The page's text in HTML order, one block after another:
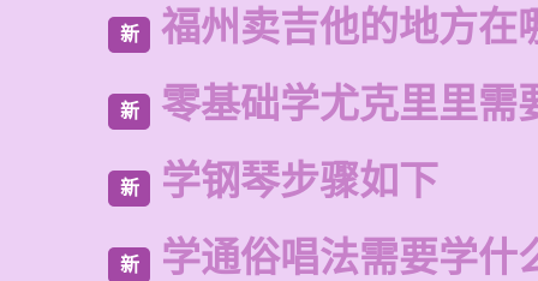
新 福州卖吉他的地方在
新 零基础学尤克里里需
新 学钢琴步骤如下
新 学通俗唱法需要学什